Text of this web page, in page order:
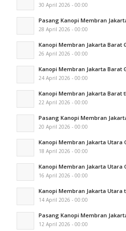
30 April 2026 - 00:00
Pasang Kanopi Membran
28 April 2026 - 00:00
Kanopi Membran Jakarta Barat
26 April 2026 - 00:00
Kanopi Membran Jakarta Barat
24 April 2026 - 00:00
Kanopi Membran Jakarta Barat
22 April 2026 - 00:00
Pasang Kanopi Membran
20 April 2026 - 00:00
Kanopi Membran Jakarta Utara
18 April 2026 - 00:00
Kanopi Membran Jakarta Utara
16 April 2026 - 00:00
Kanopi Membran Jakarta Utara
14 April 2026 - 00:00
Pasang Kanopi Membran
12 April 2026 - 00:00